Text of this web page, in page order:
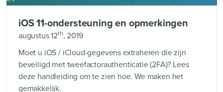
iOS 11-ondersteuning en opmerkingen
augustus 12th, 2019
Moet u iOS / iCloud-gegevens extraheren die zijn
beveiligd met tweefactorauthenticatie (2FA)? Lees
deze handleiding om te zien hoe. We maken het
gemakkelijk.